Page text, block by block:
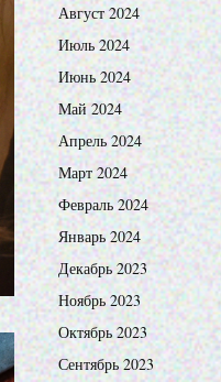
Август 2024
Июль 2024
Июнь 2024
Май 2024
Апрель 2024
Март 2024
Февраль 2024
Январь 2024
Декабрь 2023
Ноябрь 2023
Октябрь 2023
Сентябрь 2023